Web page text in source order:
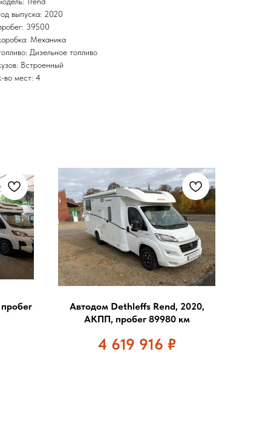
выпуска: 2020
39500
Механика
Дизельное топливо
Встроенный
во мест: 4
Автодом Dethleffs Rend, 2020,
АКПП, пробег 89980 км
4 619 916 ₽